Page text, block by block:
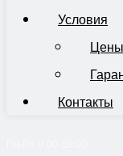
Условия
Цены
Контакты